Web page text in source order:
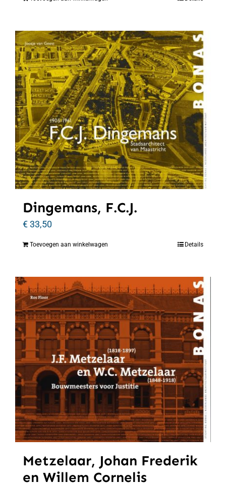
Dingemans, F.C.J.
€33,50
Toevoegen aan winkelwagen Details
Metzelaar, Johan Frederik
en Willem Cornelis